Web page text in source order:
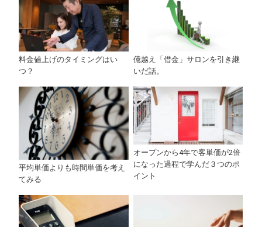
料金値上げのタイミングはい
つ？
億越え「借金」サロンを引き継
いだ話。
平均単価よりも時間単価を考え
てみる
オープンから4年で客単価が2倍
になった過程で学んだ３つのポ
イント